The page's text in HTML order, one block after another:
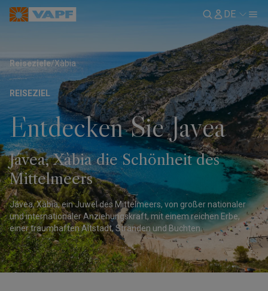
DE
Reiseziele/Xàbia
REISEZIEL
Entdecken Sie Javea
Jávea, Xàbia die Schönheit des
Mittelmeers
Jávea, Xàbia, ein Juwel des Mittelmeers, von großer nationaler
und internationaler Anziehungskraft, mit einem reichen Erbe,
einer traumhaften Altstadt, Stränden und Buchten.